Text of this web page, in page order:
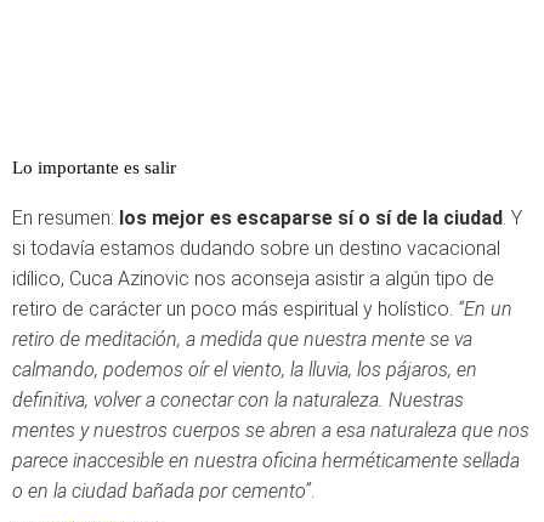
Lo importante es salir
En resumen: los mejor es escaparse sí o sí de la ciudad. Y
si todavía estamos dudando sobre un destino vacacional
idílico, Cuca Azinovic nos aconseja asistir a algún tipo de
retiro de carácter un poco más espiritual y holístico. “En un
retiro de meditación, a medida que nuestra mente se va
calmando, podemos oír el viento, la lluvia, los pájaros, en
definitiva, volver a conectar con la naturaleza. Nuestras
mentes y nuestros cuerpos se abren a esa naturaleza que nos
parece inaccesible en nuestra oficina herméticamente sellada
o en la ciudad bañada por cemento”.